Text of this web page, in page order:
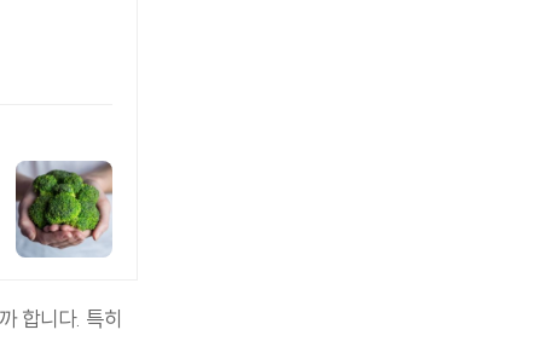
합니다. 특히